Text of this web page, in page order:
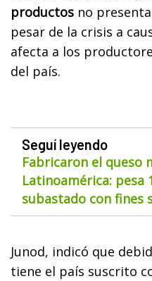
productos no
pesar de la crisis a
afecta a los
del país.
Seguí leyendo
Fabricaron el queso
Latinoamérica: pesa
subastado con fines
Junod, indicó que
tiene el país suscrito